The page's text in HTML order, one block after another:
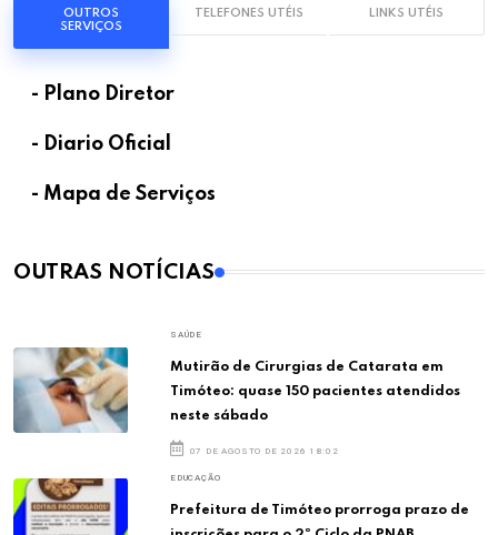
OUTROS
SERVIÇOS
TELEFONES UTÉIS LINKS UTÉIS
- Plano Diretor
- Diario Oficial
- Mapa de Serviços
OUTRAS NOTÍCIAS
SAÚDE
Mutirão de Cirurgias de Catarata em
Timóteo: quase 150 pacientes atendidos
neste sábado
07 DE AGOSTO DE 2026 18:02
EDUCAÇÃO
Prefeitura de Timóteo prorroga prazo de